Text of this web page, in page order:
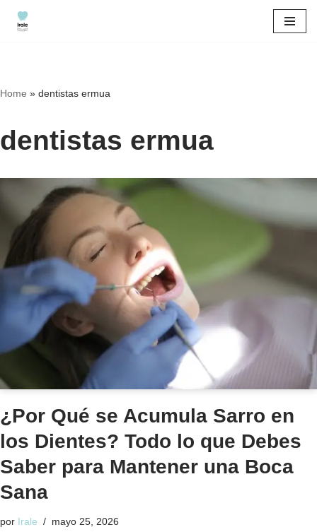
Home » dentistas ermua
dentistas ermua
¿Por Qué se Acumula Sarro en
los Dientes? Todo lo que Debes
Saber para Mantener una Boca
Sana
por Irale mayo 25, 2026